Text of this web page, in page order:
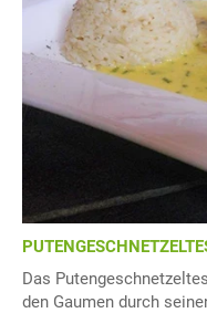
Das
den Gaumen durch